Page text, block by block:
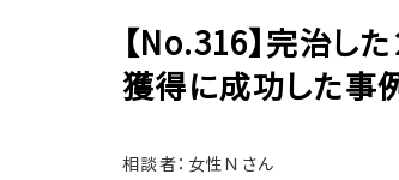
【No.316】完治し
獲得に成功した事
相談者：女性Ｎさん